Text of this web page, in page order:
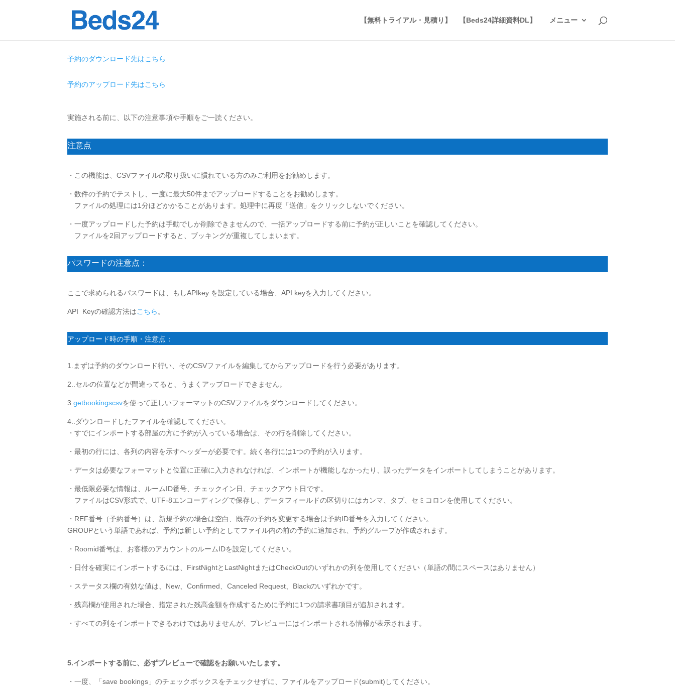
【無料トライアル・見積り】 【Beds24詳細資料DL】 メニュー
予約のダウンロード先はこちら
予約のアップロード先はこちら
実施される前に、以下の注意事項や手順をご一読ください。
注意点
・この機能は、CSVファイルの取り扱いに慣れている方のみご利用をお勧めします。
・数件の予約でテストし、一度に最大50件までアップロードすることをお勧めします。
ファイルの処理には1分ほどかかることがあります。処理中に再度「送信」をクリックしないでください。
・一度アップロードした予約は手動でしか削除できませんので、一括アップロードする前に予約が正しいことを確認してください。
ファイルを2回アップロードすると、ブッキングが重複してしまいます。
パスワードの注意点：
ここで求められるパスワードは、もしAPIkey を設定している場合、API keyを入力してください。
API Keyの確認方法はこちら 。
アップロード時の手順・注意点：
1.まずは予約のダウンロード行い、そのCSVファイルを編集してからアップロードを行う必要があります。
2..セルの位置などが間違ってると、うまくアップロードできません。
3.getbookingscsvを使って正しいフォーマットのCSVファイルをダウンロードしてください。
4..ダウンロードしたファイルを確認してください。
・すでにインポートする部屋の方に予約が入っている場合は、その行を削除してください。
・最初の行には、各列の内容を示すヘッダーが必要です。続く各行には1つの予約が入ります。
・データは必要なフォーマットと位置に正確に入力されなければ、インポートが機能しなかったり、誤ったデータをインポートしてしまうことがあります。
・最低限必要な情報は、ルームID番号、チェックイン日、チェックアウト日です。
ファイルはCSV形式で、UTF-8エンコーディングで保存し、データフィールドの区切りにはカンマ、タブ、セミコロンを使用してください。
・REF番号（予約番号）は、新規予約の場合は空白、既存の予約を変更する場合は予約ID番号を入力してください。
GROUPという単語であれば、予約は新しい予約としてファイル内の前の予約に追加され、予約グループが作成されます。
・Roomid番号は、お客様のアカウントのルームIDを設定してください。
・ 日付を確実にインポートするには、FirstNightとLastNightまたはCheckOutのいずれかの列を使用してください（単語の間にスペースはありません）
・ステータス欄の有効な値は、New、Confirmed、Canceled Request、Blackのいずれかです。
・残高欄が使用された場合、指定された残高金額を作成するために予約に1つの請求書項目が追加されます。
・すべての列をインポートできるわけではありませんが、プレビューにはインポートされる情報が表示されます。
5.インポートする前に、必ずプレビューで確認をお願いいたします。
・一度、「save bookings」のチェックボックスをチェックせずに、ファイルをアップロード(submit)してください。